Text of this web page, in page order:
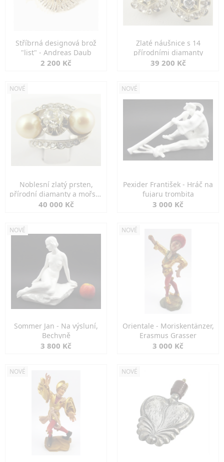
Stříbrná designová brož
"list" - Andreas Daub
2 200 Kč
Zlaté náušnice s 14
přírodními diamanty
39 200 Kč
NOVÉ
Noblesní zlatý prsten,
přírodní diamanty a mořské
perly
40 000 Kč
NOVÉ
Pexider František - Hráč na
fujaru trombita
3 000 Kč
NOVÉ
Sommer Jan - Na výsluní,
Bechyně
3 800 Kč
NOVÉ
Orientale - Moriskentänzer,
Erasmus Grasser
3 000 Kč
NOVÉ NOVÉ